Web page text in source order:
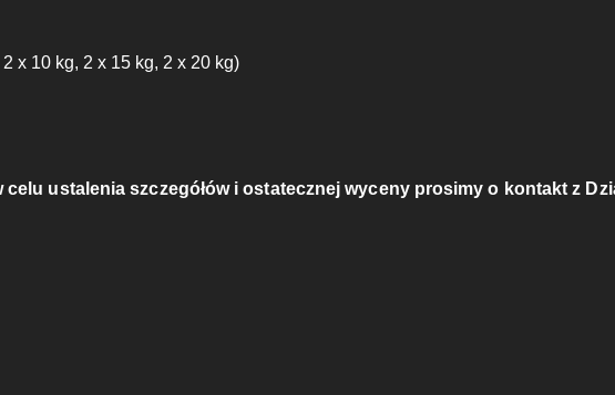
x 10 kg, 2 x 15 kg, 2 x 20 kg)
ustalenia szczegółów i ostatecznej wyceny prosimy o kontakt z